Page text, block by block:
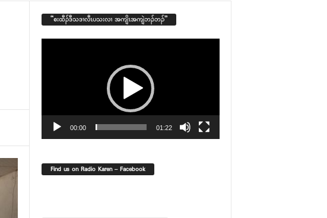
“စးထီၣ်ဒီသဒၢလီၤပသးလၢ အကျိၤအကျဲဘၣ်ဘၣ်”
00:00 01:22
Find us on Radio Karen – Facebook